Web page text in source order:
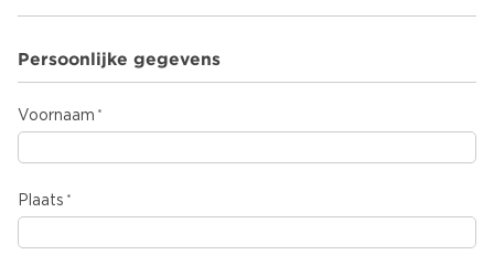
Persoonlijke gegevens
Voornaam
Plaats